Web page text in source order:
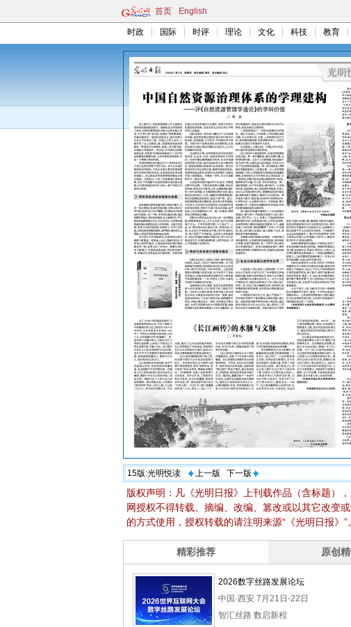
首页 English
时政 国际 时评 理论 文化 科技 教育
15版:光明悦读 上一版 下一版
版权声明：凡《光明日报》上刊载作品（含标题）
网授权不得转载、摘编、改编、篡改或以其它改变
的方式使用，授权转载的请注明来源“《光明日报》”。